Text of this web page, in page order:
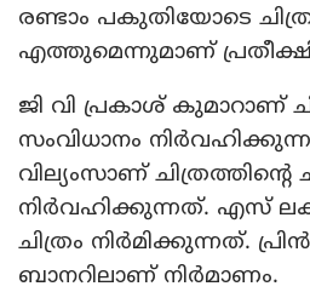
രണ്ടാം പകുതിയോടെ
എത്തുമെന്നുമാണ്
ജി വി പ്രകാശ് കുമാറാണ്
സംവിധാനം
വില്യംസാണ്
നിര്‍വഹിക്കുന്നത്. എസ്
ചിത്രം നിര്‍മിക്കുന്നത്.
ബാനറിലാണ് നിര്‍മാണം.